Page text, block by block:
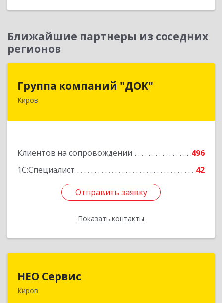
Ближайшие партнеры из соседних
регионов
Группа компаний "ДОК"
Киров
Клиентов на сопровождении
496
1С:Специалист
42
Отправить заявку
Показать контакты
Группа компаний "ДОК"
610017, Кировская обл, Киров г, Горького ул,
Отправить заявку
Назад
НЕО Сервис
Киров610045, Кировская обл, Киров г, Ульяновская